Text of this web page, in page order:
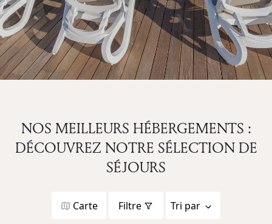
NOS MEILLEURS HÉBERGEMENTS :
DÉCOUVREZ NOTRE SÉLECTION DE
SÉJOURS
Carte Filtre Tri par